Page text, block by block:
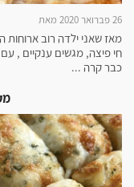
26 פברואר 2020 מאת
מאז שאני ילדה רוב ארוחות
חי פיצה, מגשים ענקיים ,
כבר קרה ...